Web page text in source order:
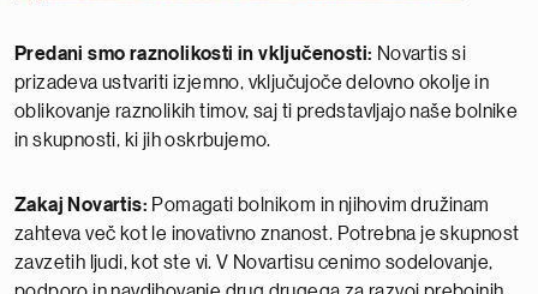
Predani smo raznolikosti in vključenosti: Novartis si
prizadeva ustvariti izjemno, vključujoče delovno okolje in
oblikovanje raznolikih timov, saj ti predstavljajo naše bolnike
in skupnosti, ki jih oskrbujemo.
Zakaj Novartis: Pomagati bolnikom in njihovim družinam
zahteva več kot le inovativno znanost. Potrebna je skupnost
zavzetih ljudi, kot ste vi. V Novartisu cenimo sodelovanje,